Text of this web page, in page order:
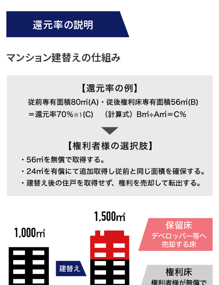
還元率の説明
マンション建替えの仕組み